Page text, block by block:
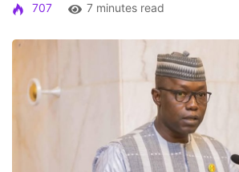
707 7 minutes read